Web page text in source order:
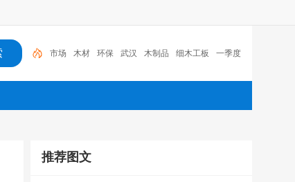
市场 木材 环保 武汉 木制品 细木工板 一季度
红木 募集资金 中国林产
推荐图文